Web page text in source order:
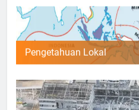
Pengetahuan Lokal